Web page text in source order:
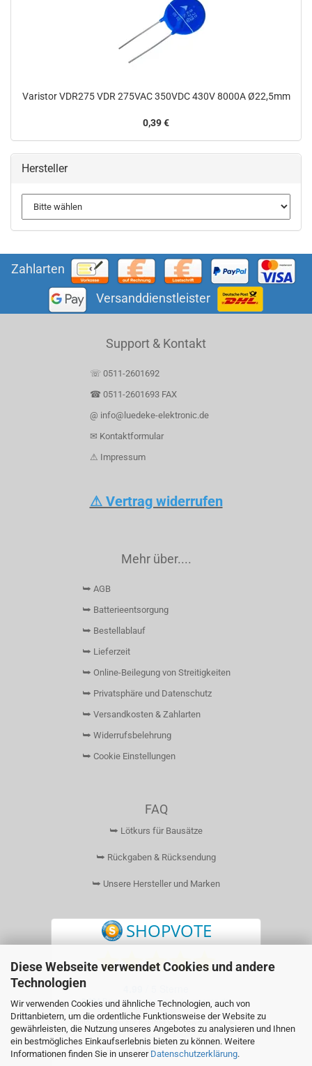
Diese Webseite verwendet Cookies und andere
Technologien
Wir verwenden Cookies und ähnliche Technologien, auch von
Drittanbietern, um die ordentliche Funktionsweise der Website zu
gewährleisten, die Nutzung unseres Angebotes zu analysieren und Ihnen
ein bestmögliches Einkaufserlebnis bieten zu können. Weitere
Informationen finden Sie in unserer Datenschutzerklärung.
Varistor VDR275 VDR 275VAC 350VDC 430V 8000A Ø22,5mm
0,39 €
Hersteller
Zahlarten
Versanddienstleister
Support & Kontakt
☏ 0511-2601692
☎ 0511-2601693 FAX
@ info@luedeke-elektronic.de
✉ Kontaktformular
⚠ Impressum
⚠ Vertrag widerrufen
Mehr über....
⮩ AGB
⮩ Batterieentsorgung
⮩ Bestellablauf
⮩ Lieferzeit
⮩ Online-Beilegung von Streitigkeiten
⮩ Privatsphäre und Datenschutz
⮩ Versandkosten & Zahlarten
⮩ Widerrufsbelehrung
⮩ Cookie Einstellungen
FAQ
⮩ Lötkurs für Bausätze
⮩ Rückgaben & Rücksendung
⮩ Unsere Hersteller und Marken